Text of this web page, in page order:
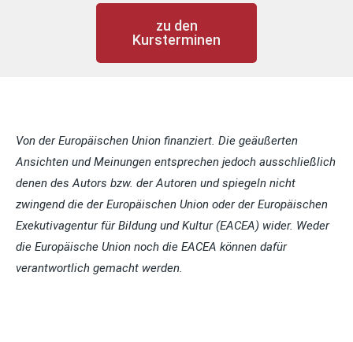
zu den
Kursterminen
Von der Europäischen Union finanziert. Die geäußerten
Ansichten und Meinungen entsprechen jedoch ausschließlich
denen des Autors bzw. der Autoren und spiegeln nicht
zwingend die der Europäischen Union oder der Europäischen
Exekutivagentur für Bildung und Kultur (EACEA) wider. Weder
die Europäische Union noch die EACEA können dafür
verantwortlich gemacht werden.